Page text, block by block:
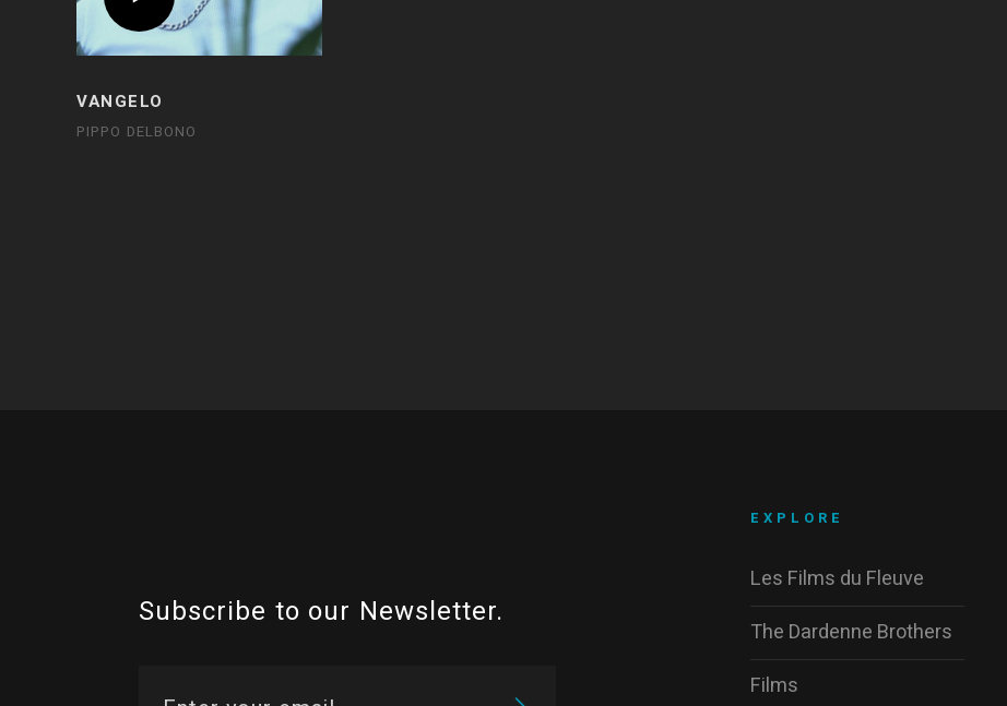
VANGELO
PIPPO DELBONO
Subscribe to our Newsletter.
EXPLORE
Les Films du Fleuve
The Dardenne Brothers
Films